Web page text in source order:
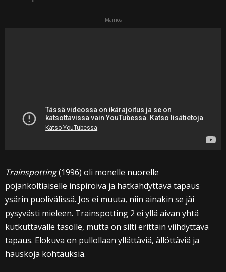
Mainos
Trainspotting(1996) oli monelle nuorelle
pojankoltiaiselle inspiroiva ja hätkähdyttävä tapaus
ysärin puolivälissä. Jos ei muuta, niin ainakin se jäi
pysyvästi mieleen. Trainspotting 2 ei yllä aivan yhtä
kutkuttavalle tasolle, mutta on silti erittäin viihdyttävä
tapaus. Elokuva on pullollaan yllättäviä, ällöttäviä ja
hauskoja kohtauksia.